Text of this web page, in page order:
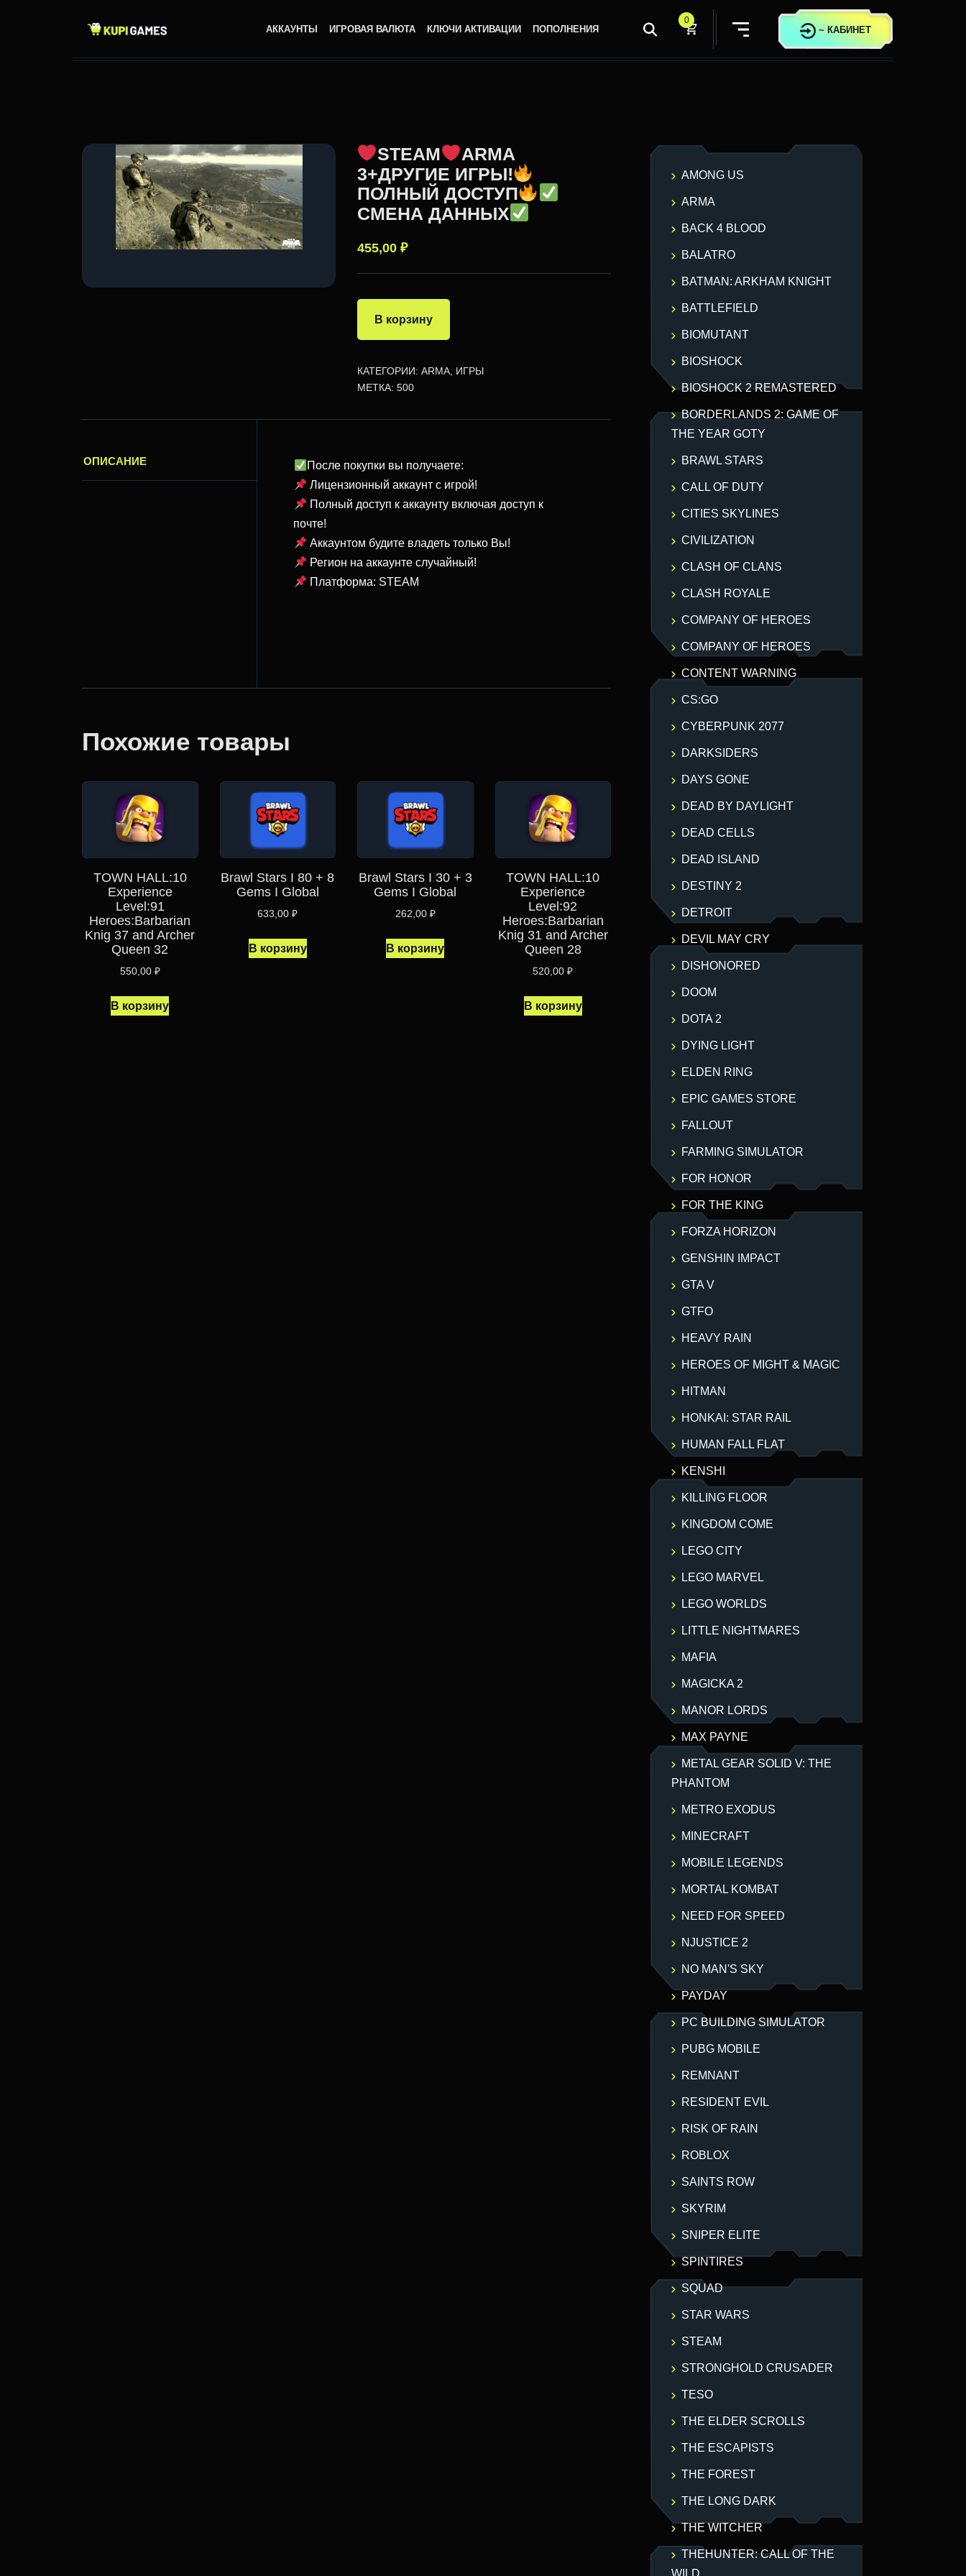
АККАУНТЫ ИГРОВАЯ ВАЛЮТА КЛЮЧИ АКТИВАЦИИ ПОПОЛНЕНИЯ
0
~ КАБИНЕТ
STEAM
ARMA
3+ДРУГИЕ ИГРЫ!
ПОЛНЫЙ ДОСТУП
СМЕНА ДАННЫХ
455,00 ₽
В корзину
КАТЕГОРИИ: ARMA, ИГРЫ
МЕТКА: 500
ОПИСАНИЕ
После покупки вы получаете:
Лицензионный аккаунт с игрой!
Полный доступ к аккаунту включая доступ к
почте!
Аккаунтом будите владеть только Вы!
Регион на аккаунте случайный!
Платформа: STEAM
Похожие товары
TOWN HALL:10
Experience
Level:91
Heroes:Barbarian
Knig 37 and Archer
Queen 32
550,00 ₽
В корзину
Brawl Stars I 80 + 8
Gems I Global
633,00₽
В корзину
Brawl Stars I 30 + 3
Gems I Global
262,00 ₽
В корзину
TOWN HALL:10
Experience
Level:92
Heroes:Barbarian
Knig 31 and Archer
Queen 28
520,00₽
В корзину
AMONG US
ARMA
BACK 4 BLOOD
BALATRO
BATMAN: ARKHAM KNIGHT
BATTLEFIELD
BIOMUTANT
BIOSHOCK
BIOSHOCK 2 REMASTERED
BORDERLANDS 2: GAME OF
THE YEAR GOTY
BRAWL STARS
CALL OF DUTY
CITIES SKYLINES
CIVILIZATION
CLASH OF CLANS
CLASH ROYALE
COMPANY OF HEROES
COMPANY OF HEROES
CONTENT WARNING
CS:GO
CYBERPUNK 2077
DARKSIDERS
DAYS GONE
DEAD BY DAYLIGHT
DEAD CELLS
DEAD ISLAND
DESTINY 2
DETROIT
DEVIL MAY CRY
DISHONORED
DOOM
DOTA 2
DYING LIGHT
ELDEN RING
EPIC GAMES STORE
FALLOUT
FARMING SIMULATOR
FOR HONOR
FOR THE KING
FORZA HORIZON
GENSHIN IMPACT
GTA V
GTFO
HEAVY RAIN
HEROES OF MIGHT & MAGIC
HITMAN
HONKAI: STAR RAIL
HUMAN FALL FLAT
KENSHI
KILLING FLOOR
KINGDOM COME
LEGO CITY
LEGO MARVEL
LEGO WORLDS
LITTLE NIGHTMARES
MAFIA
MAGICKA 2
MANOR LORDS
MAX PAYNE
METAL GEAR SOLID V: THE
PHANTOM
METRO EXODUS
MINECRAFT
MOBILE LEGENDS
MORTAL KOMBAT
NEED FOR SPEED
NJUSTICE 2
NO MAN'S SKY
PAYDAY
PC BUILDING SIMULATOR
PUBG MOBILE
REMNANT
RESIDENT EVIL
RISK OF RAIN
ROBLOX
SAINTS ROW
SKYRIM
SNIPER ELITE
SPINTIRES
SQUAD
STAR WARS
STEAM
STRONGHOLD CRUSADER
TESO
THE ELDER SCROLLS
THE ESCAPISTS
THE FOREST
THE LONG DARK
THE WITCHER
THEHUNTER: CALL OF THE
WILD